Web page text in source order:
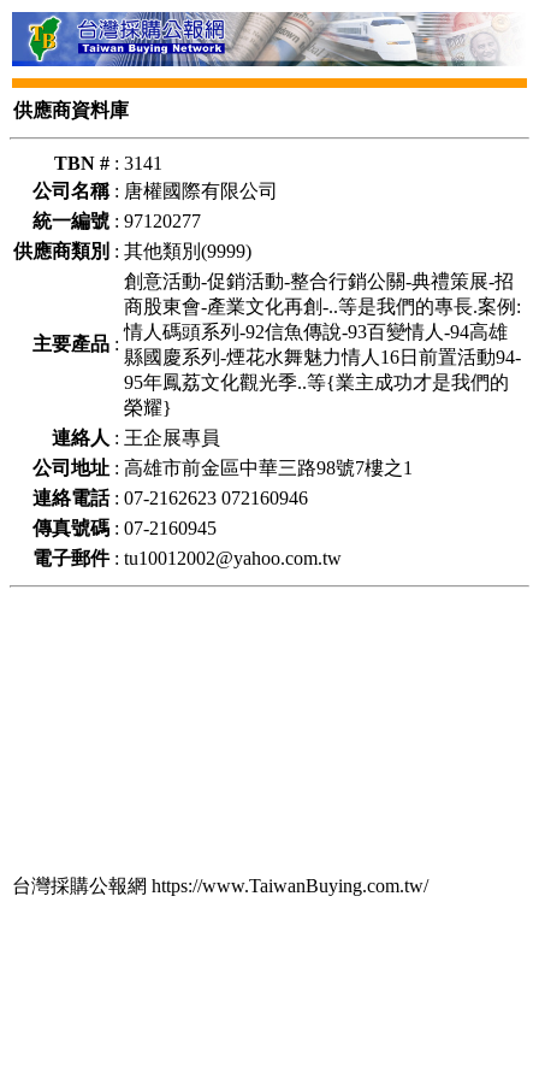
供應商資料庫
TBN # : 3141
公司名稱: 唐權國際有限公司
統一編號 : 97120277
供應商類別 : 其他類別(9999)
主要產品 :
創意活動-促銷活動-整合行銷公關-典禮策展-招
商股東會-產業文化再創-..等是我們的專長.案例:
情人碼頭系列-92信魚傳說-93百變情人-94高雄
縣國慶系列-煙花水舞魅力情人16日前置活動94-
95年鳳荔文化觀光季..等{業主成功才是我們的
榮耀}
連絡人 : 王企展專員
公司地址 : 高雄市前金區中華三路98號7樓之1
連絡電話: 07-2162623 072160946
傳真號碼 : 07-2160945
電子郵件: tu10012002@yahoo.com.tw
台灣採購公報網 https://www.TaiwanBuying.com.tw/